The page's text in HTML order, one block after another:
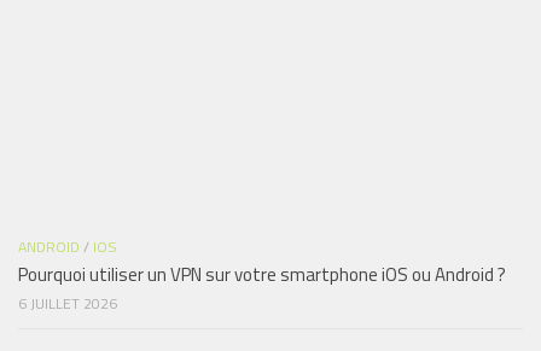
ANDROID / IOS
Pourquoi utiliser un VPN sur votre smartphone iOS ou Android ?
6 JUILLET 2026